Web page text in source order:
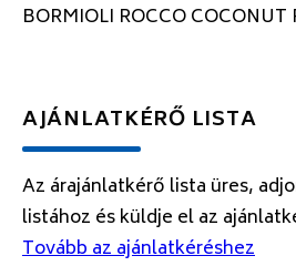
BORMIOLI ROCCO
AJÁNLATKÉRŐ LISTA
Az árajánlatkérő lista üres,
listához és küldje el az
Tovább az ajánlatkéréshez